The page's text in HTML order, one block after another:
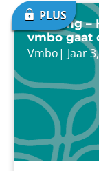
Inleiding –
vmbo gaat
Vmbo| Jaar 3